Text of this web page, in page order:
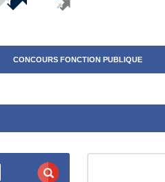
CONCOURS FONCTION PUBLIQUE